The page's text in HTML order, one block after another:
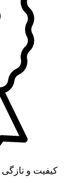
کیفیت و تازگی